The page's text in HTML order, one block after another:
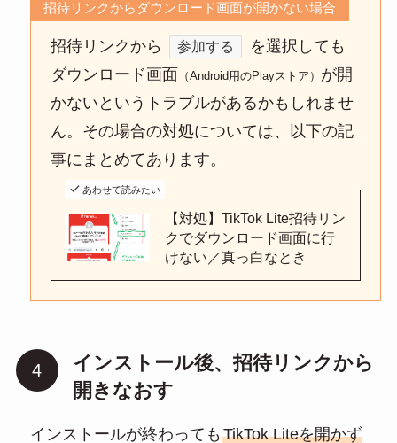
招待リンクからダウンロード画面が開かない場合
招待リンクから 参加する
を選択しても
ダウンロード画面 （Android用のPlayストア） が開
かないというトラブルがあるかもしれませ
ん。その場合の対処については、以下の記
事にまとめてあります。
あわせて読みたい
【対処】TikTok Lite招待リン
クでダウンロード画面に行
けない／真っ白なとき
インストール後、招待リンクから
開きなおす
インストールが終わっても TikTok Liteを開かず